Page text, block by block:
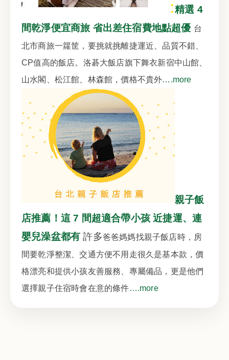
精選 4
間乾淨便宜商旅 省出差住宿費地點超優 台
北市商旅一籮筐，要挑就挑離捷運近、品質不錯、
CP值高的飯店。洛碁大飯店旗下舞衣新宿中山館、
山水閣、松江館、林森館，價格不貴外….more
親子飯
店推薦！這 7 間超適合帶小孩 近捷運、連
嬰兒澡盆都有 許多爸爸媽媽找親子飯店時，房
間要乾淨整潔、交通方便不用走很久是基本款，價
格漂亮和提供小孩友善服務、專屬備品，更是他們
選擇親子住宿時會在意的條件….more